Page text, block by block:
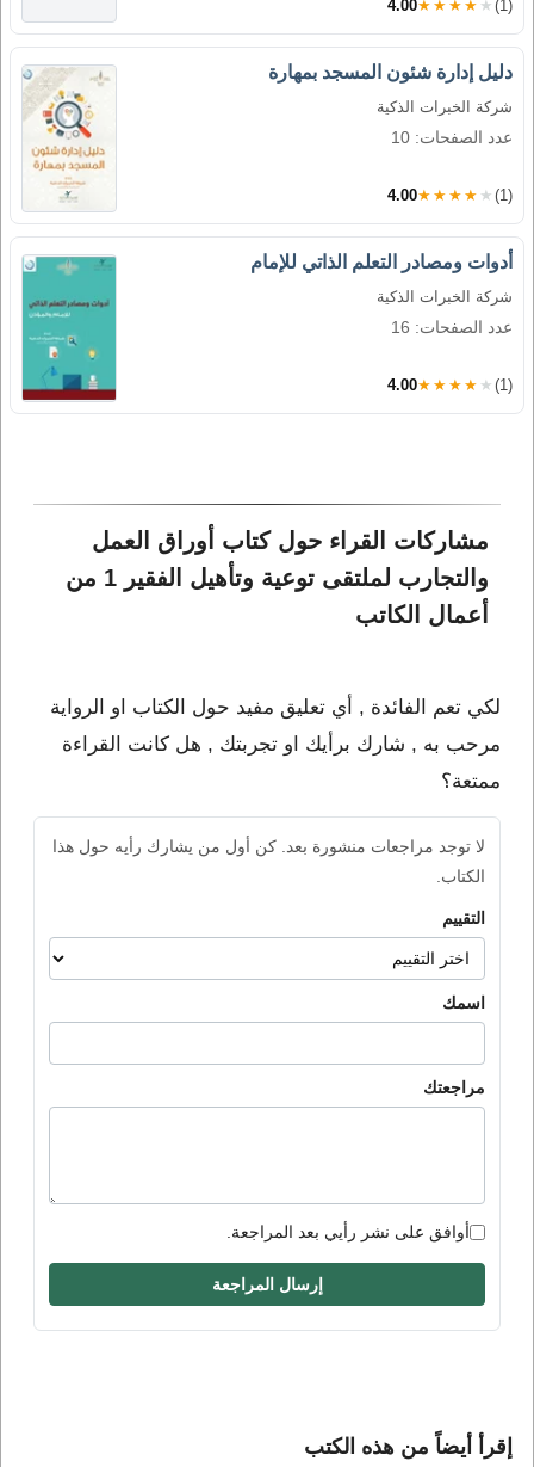
4.00★★★★★ (1)
دليل إدارة شئون المسجد بمهارة
شركة الخبرات الذكية
عدد الصفحات: 10
4.00★★★★★ (1)
أدوات ومصادر التعلم الذاتي للإمام
شركة الخبرات الذكية
عدد الصفحات: 16
4.00★★★★★ (1)
مشاركات القراء حول كتاب أوراق العمل
والتجارب لملتقى توعية وتأهيل الفقير 1 من
أعمال الكاتب
لكي تعم الفائدة , أي تعليق مفيد حول الكتاب او الرواية
مرحب به , شارك برأيك او تجربتك , هل كانت القراءة
ممتعة؟
لا توجد مراجعات منشورة بعد. كن أول من يشارك رأيه حول هذا
الكتاب.
التقييم
اسمك
مراجعتك
أوافق على نشر رأيي بعد المراجعة.
إرسال المراجعة
إقرأ أيضاً من هذه الكتب